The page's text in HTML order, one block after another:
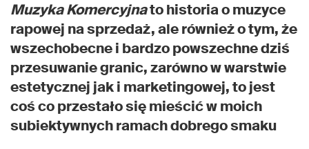
Muzyka Komercyjnato historia o muzyce
rapowej na sprzedaż, ale również o tym, że
wszechobecne i bardzo powszechne dziś
przesuwanie granic, zarówno w warstwie
estetycznej jak i marketingowej, to jest
coś co przestało się mieścić w moich
subiektywnych ramach dobrego smaku